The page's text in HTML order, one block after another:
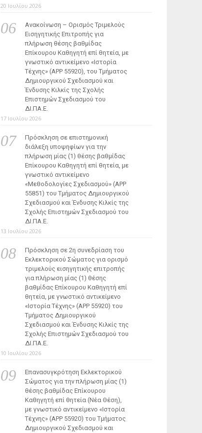
20 Ιουλίου 2026
Ανακοίνωση – Ορισμός Τριμελούς
Εισηγητικής Επιτροπής για
πλήρωση θέσης βαθμίδας
Επίκουρου Καθηγητή επί θητεία, με
γνωστικό αντικείμενο «Ιστορία
Τέχνης» (ΑΡΡ 55920), του Τμήματος
Δημιουργικού Σχεδιασμού και
Ένδυσης Κιλκίς της Σχολής
Επιστημών Σχεδιασμού του
ΔΙ.ΠΑ.Ε.
17 Ιουλίου 2026
Πρόσκληση σε επιστημονική
διάλεξη υποψηφίων για την
πλήρωση μίας (1) θέσης βαθμίδας
Επίκουρου Καθηγητή επί θητεία, με
γνωστικό αντικείμενο
«Μεθοδολογίες Σχεδιασμού» (ΑΡΡ
55851) του Τμήματος Δημιουργικού
Σχεδιασμού και Ένδυσης Κιλκίς της
Σχολής Επιστημών Σχεδιασμού του
ΔΙ.ΠΑ.Ε.
13 Ιουλίου 2026
Πρόσκληση σε 2η συνεδρίαση του
Εκλεκτορικού Σώματος για ορισμό
τριμελούς εισηγητικής επιτροπής
για πλήρωση μίας (1) θέσης
βαθμίδας Επίκουρου Καθηγητή επί
θητεία, με γνωστικό αντικείμενο
«Ιστορία Τέχνης» (ΑΡΡ 55920) του
Τμήματος Δημιουργικού
Σχεδιασμού και Ένδυσης Κιλκίς της
Σχολής Επιστημών Σχεδιασμού του
ΔΙ.ΠΑ.Ε.
10 Ιουλίου 2026
Επανασυγκρότηση Εκλεκτορικού
Σώματος για την πλήρωση μίας (1)
θέσης βαθμίδας Επίκουρου
Καθηγητή επί θητεία (Νέα Θέση),
με γνωστικό αντικείμενο «Ιστορία
Τέχνης» (ΑΡΡ 55920) του Τμήματος
Δημιουργικού Σχεδιασμού και